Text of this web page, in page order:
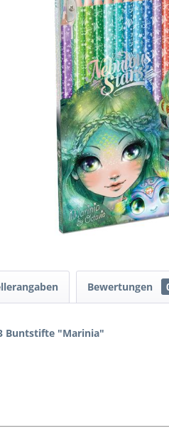
Bewertungen
Buntstifte "Marinia"